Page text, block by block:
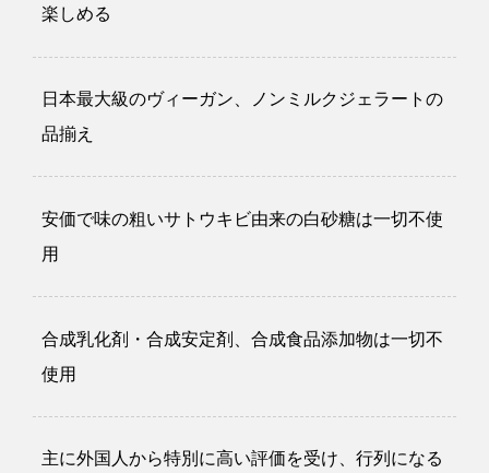
楽しめる
日本最大級のヴィーガン、ノンミルクジェラートの
品揃え
安価で味の粗いサトウキビ由来の白砂糖は一切不使
用
合成乳化剤・合成安定剤、合成食品添加物は一切不
使用
主に外国人から特別に高い評価を受け、行列になる